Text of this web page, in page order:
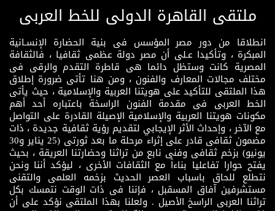
ملتقى القاهرة الدولى للخط العربى
انطلاقا من دور مصر المؤسس فى بنية الحضارة الإنسـانية
المبكرة ، وتأكيدا عـلى أن مصر دولة عظمى ثقافيا ، فالثقافة
المصرية كانت وستظل دائما هى قاطرة التقدم والرقى فى
مختلف مجالات المعارف والفنون ، ومن هنا تأتى ضرورة إطلاق
هذا الملتقى للتأكيد على هويتنا العربية والإسلامية ، حيث يأتى
الخط العربى فى مقدمة الفنون الراسخة باعتباره أحد أهم
مكونات هويتنا العربية والإسلامية الإصيلة القادرة على التواصل
مع الآخر ، وإحداث الأثر الإيجابي لتقديم رؤية ثقافية جديدة ، ذات
مضمون ثقافى قادر على إثراء مرحلة ما بعد ثورتى (25 يناير و30
يونيو) بزخم ثقافى وفنى نابع من تراثنا وحضارتنا العريقة ، بحيث
يفتح حوارا تفاعليا بناءاً مع الثقافات الأخرى ، ليؤكد أننا ونحن
نتطلع للحاق باسباب العصر الحديث بزخمه العلمى والتقنى
مستشرفين آفاق المسقبل ، فإننا فى ذات الوقت نتمسك بكل
تراثنا العربى الراسخ الأصيل . ولعلنا بهذا الملتقى نؤكد على أن